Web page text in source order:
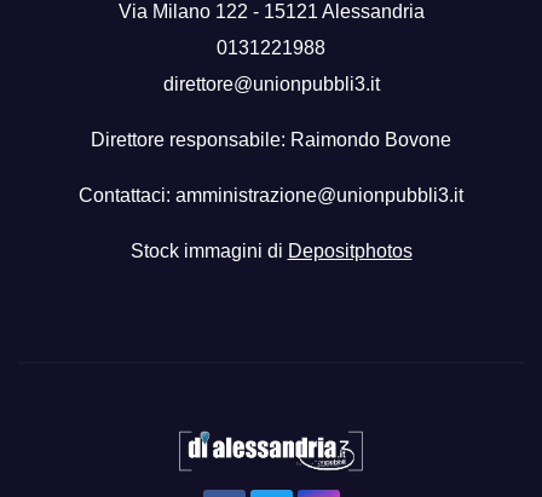
Via Milano 122 - 15121 Alessandria
0131221988
direttore@unionpubbli3.it
Direttore responsabile: Raimondo Bovone
Contattaci: amministrazione@unionpubbli3.it
Stock immagini di Depositphotos